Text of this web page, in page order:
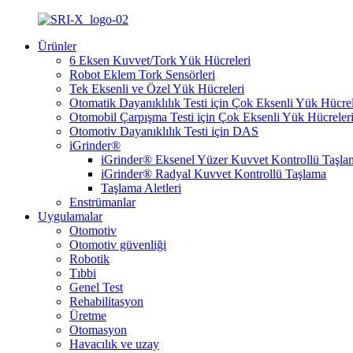
Ürünler
6 Eksen Kuvvet/Tork Yük Hücreleri
Robot Eklem Tork Sensörleri
Tek Eksenli ve Özel Yük Hücreleri
Otomatik Dayanıklılık Testi için Çok Eksenli Yük
Otomobil Çarpışma Testi için Çok Eksenli Yük Hücreleri
Otomotiv Dayanıklılık Testi için DAS
iGrinder®
iGrinder® Eksenel Yüzer Kuvvet Kontrollü
iGrinder® Radyal Kuvvet Kontrollü Taşlama
Taşlama Aletleri
Enstrümanlar
Uygulamalar
Otomotiv
Otomotiv güvenliği
Robotik
Tıbbi
Genel Test
Rehabilitasyon
Üretme
Otomasyon
Havacılık ve uzay